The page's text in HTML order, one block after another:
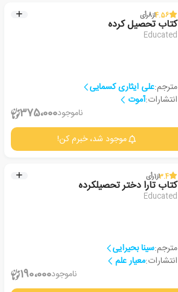
4.56از8رأی
کتاب تحصیل کرده
Educated
مترجم:علی ایثاری کسمایی
انتشارات:آموت
ناموجود375،000
موجود شد، خبرم کن!
3.4از1رأی
کتاب تارا دختر تحصیلکرده
Educated
مترجم:سینا بحیرایی
انتشارات:معیار علم
ناموجود190،000